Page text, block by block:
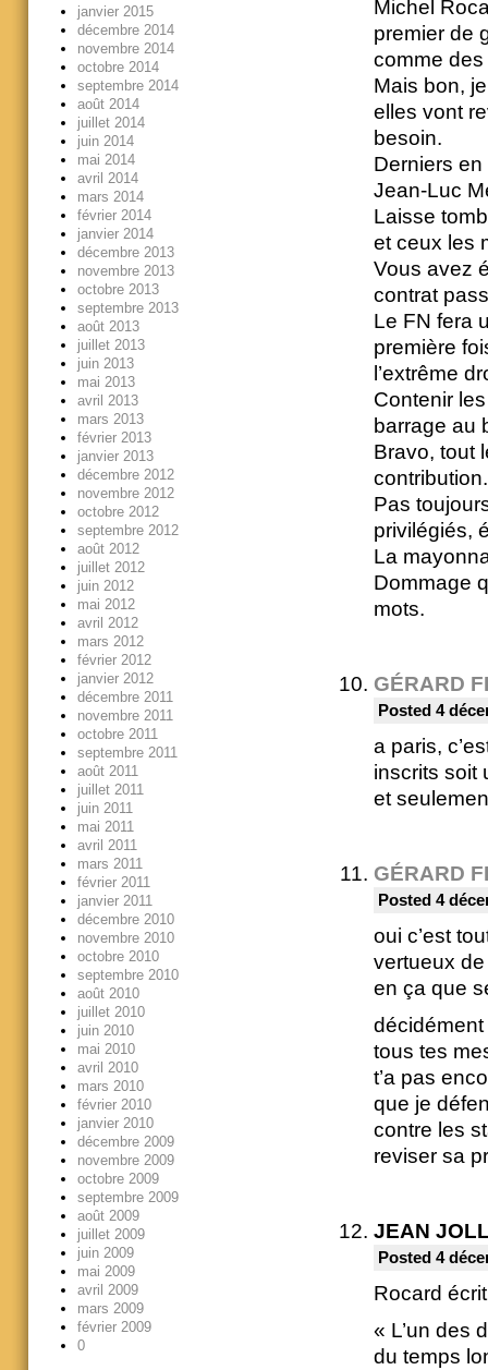
Michel
premier de
comme
Mais bon,
elles vont
besoin.
Derniers
Jean-Luc
Laisse
et ceux les
Vous avez
contrat
Le FN fera
première
l’extrême
Contenir
barrage au
Bravo, tout
contribution.
Pas
privilégiés,
La
Dommage
mots.
GÉRARD
Posted 4
a paris,
inscrits soit
et
GÉRARD
Posted 4
oui c’est
vertueux
en ça que
tous tes
t’a pas
que je
contre les
reviser sa
JEAN
Posted 4
Rocard
« L’un des
du temps
janvier 2015
décembre 2014
novembre 2014
octobre 2014
septembre 2014
août 2014
juillet 2014
juin 2014
mai 2014
avril 2014
mars 2014
février 2014
janvier 2014
décembre 2013
novembre 2013
octobre 2013
septembre 2013
août 2013
juillet 2013
juin 2013
mai 2013
avril 2013
mars 2013
février 2013
janvier 2013
décembre 2012
novembre 2012
octobre 2012
septembre 2012
août 2012
juillet 2012
juin 2012
mai 2012
avril 2012
mars 2012
février 2012
janvier 2012
décembre 2011
novembre 2011
octobre 2011
septembre 2011
août 2011
juillet 2011
juin 2011
mai 2011
avril 2011
mars 2011
février 2011
janvier 2011
décembre 2010
novembre 2010
octobre 2010
septembre 2010
août 2010
juillet 2010
juin 2010
mai 2010
avril 2010
mars 2010
février 2010
janvier 2010
décembre 2009
novembre 2009
octobre 2009
septembre 2009
août 2009
juillet 2009
juin 2009
mai 2009
avril 2009
mars 2009
février 2009
0